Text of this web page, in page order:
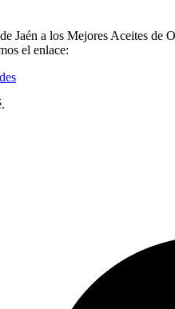
Jaén a los Mejores Aceites de
el enlace: